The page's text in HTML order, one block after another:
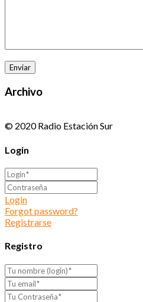
Archivo
© 2020 Radio Estación Sur
Login
Login
Forgot password?
Registrarse
Registro